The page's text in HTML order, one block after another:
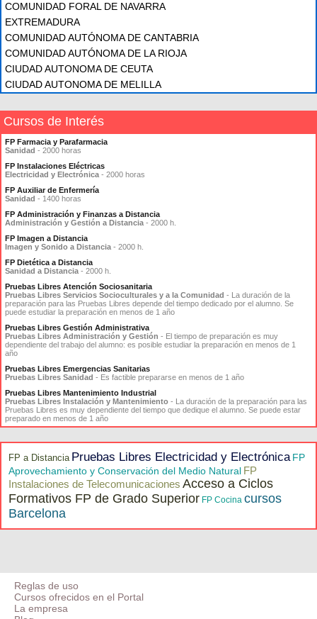
COMUNIDAD FORAL DE NAVARRA
EXTREMADURA
COMUNIDAD AUTÓNOMA DE CANTABRIA
COMUNIDAD AUTÓNOMA DE LA RIOJA
CIUDAD AUTONOMA DE CEUTA
CIUDAD AUTONOMA DE MELILLA
Cursos de Interés
FP Farmacia y Parafarmacia
Sanidad - 2000 horas
FP Instalaciones Eléctricas
Electricidad y Electrónica - 2000 horas
FP Auxiliar de Enfermería
Sanidad - 1400 horas
FP Administración y Finanzas a Distancia
Administración y Gestión a Distancia - 2000 h.
FP Imagen a Distancia
Imagen y Sonido a Distancia - 2000 h.
FP Dietética a Distancia
Sanidad a Distancia - 2000 h.
Pruebas Libres Atención Sociosanitaria
Pruebas Libres Servicios Socioculturales y a la Comunidad - La duración de la
preparación para las Pruebas Libres depende del tiempo dedicado por el alumno. Se
puede estudiar la preparación en menos de 1 año
Pruebas Libres Gestión Administrativa
Pruebas Libres Administración y Gestión - El tiempo de preparación es muy
dependiente del trabajo del alumno: es posible estudiar la preparación en menos de 1
año
Pruebas Libres Emergencias Sanitarias
Pruebas Libres Sanidad - Es factible prepararse en menos de 1 año
Pruebas Libres Mantenimiento Industrial
Pruebas Libres Instalación y Mantenimiento - La duración de la preparación para las
Pruebas Libres es muy dependiente del tiempo que dedique el alumno. Se puede estar
preparado en menos de 1 año
FP a Distancia Pruebas Libres Electricidad y Electrónica FP
Aprovechamiento y Conservación del Medio Natural FP
Instalaciones de Telecomunicaciones Acceso a Ciclos
Formativos FP de Grado Superior FP Cocina cursos
Barcelona
Reglas de uso
Cursos ofrecidos en el Portal
La empresa